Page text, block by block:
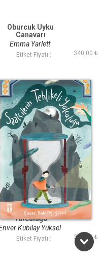
Oburcuk Uyku
Canavarı
Emma Yarlett
Etiket Fiyatı : 340,00 ₺
Tehlikeli
Yolculuğu
Kubilay Yüksel
Etiket Fiyatı : 300,00 ₺